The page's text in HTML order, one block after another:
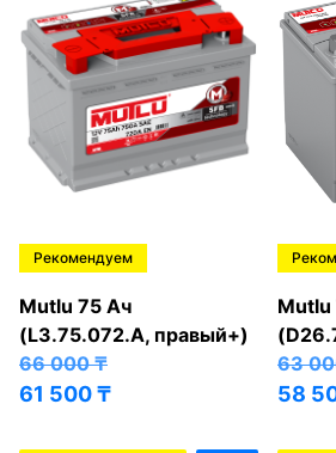
Рекомендуем
Mutlu 75 Ач
(L3.75.072.A, правый+)
66 000₸
61 500₸
Mutlu
63
58